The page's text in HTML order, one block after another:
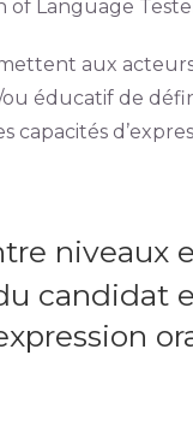
of Language
aux
éducatif de
capacités
niveaux
candidat